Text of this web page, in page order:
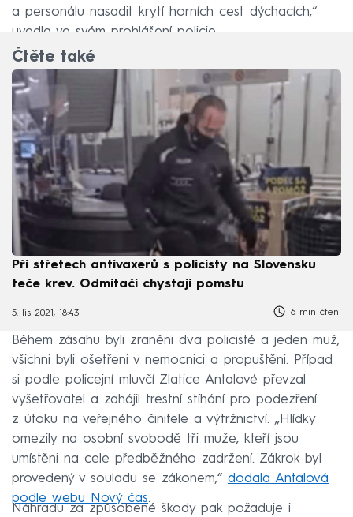
a personálu nasadit krytí horních cest dýchacích,“
uvedla ve svém prohlášení policie.
Čtěte také
Při střetech antivaxerů s policisty na Slovensku
teče krev. Odmítači chystají pomstu
5. lis 2021, 18:43 6 min čtení
Během zásahu byli zraněni dva policisté a jeden muž,
všichni byli ošetřeni v nemocnici a propuštěni. Případ
si podle policejní mluvčí Zlatice Antalové převzal
vyšetřovatel a zahájil trestní stíhání pro podezření
z útoku na veřejného činitele a výtržnictví. „Hlídky
omezily na osobní svobodě tři muže, kteří jsou
umístěni na cele předběžného zadržení. Zákrok byl
provedený v souladu se zákonem,“ dodala Antalová
podle webu Nový čas.
Náhradu za způsobené škody pak požaduje i